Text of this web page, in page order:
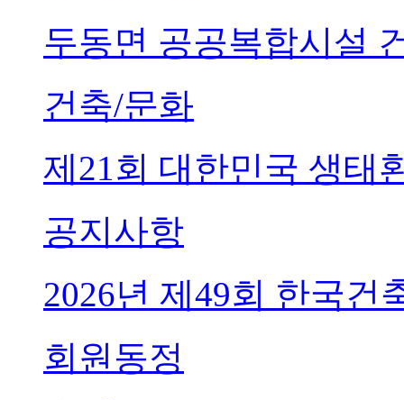
두동면 공공복합시설
건축/문화
제21회 대한민국 생태
공지사항
2026년 제49회 한국건
회원동정